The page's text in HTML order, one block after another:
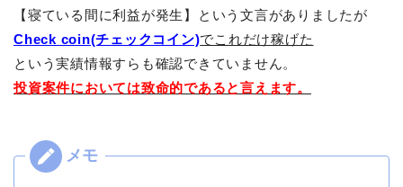
【寝ている間に利益が発生】という文言がありましたが
Check coin(チェックコイン)でこれだけ稼げた
という実績情報すらも確認できていません。
投資案件においては致命的であると言えます。